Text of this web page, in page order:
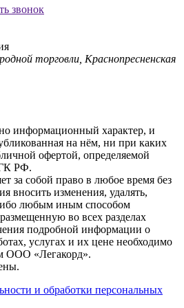
звонок
торговли, Краснопресненская
информационный характер, и
на нём, ни при каких
офертой, определяемой
РФ.
за собой право в любое время без
вносить изменения, удалять,
любым иным способом
во всех разделах
подробной информации о
услугах и их цене необходимо
ООО «Легакорд».
и обработки персональных